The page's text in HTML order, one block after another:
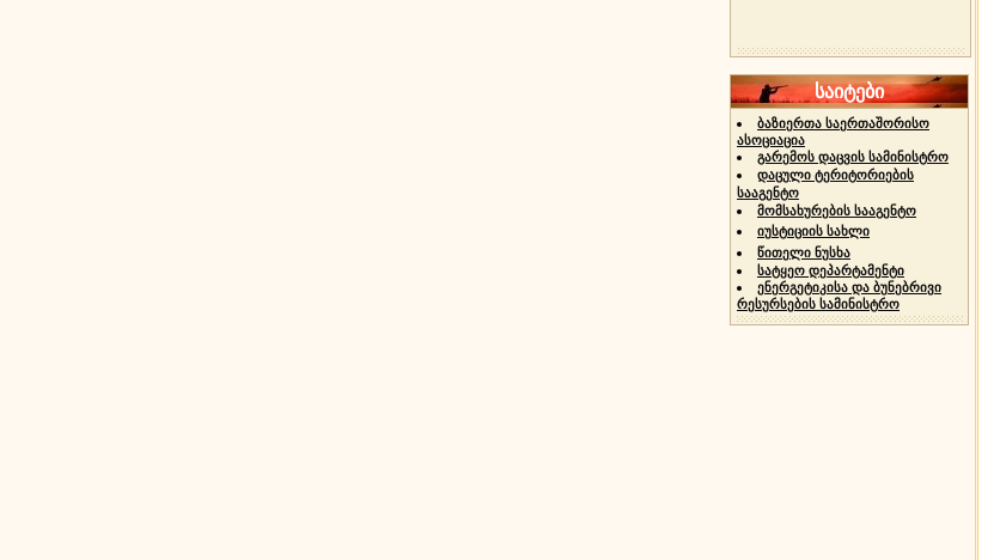
საიტები
ბაზიერთა საერთაშორისო
ასოციაცია
გარემოს დაცვის სამინისტრო
დაცული ტერიტორიების
სააგენტო
მომსახურების სააგენტო
იუსტიციის სახლი
წითელი ნუსხა
სატყეო დეპარტამენტი
ენერგეტიკისა და ბუნებრივი
რესურსების სამინისტრო